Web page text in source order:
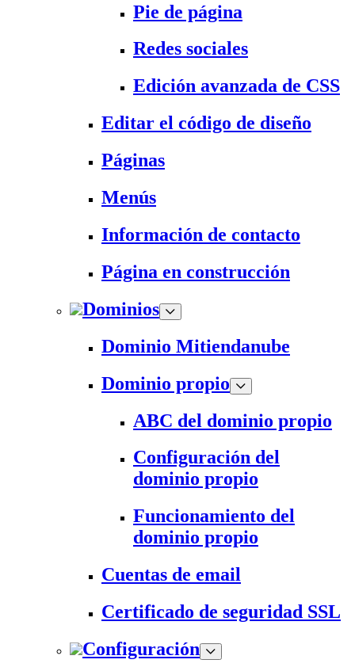
Pie de página
Redes sociales
Edición avanzada de CSS
Editar el código de diseño
Páginas
Menús
Información de contacto
Página en construcción
Dominios
Dominio Mitiendanube
Dominio propio
ABC del dominio propio
Configuración del
dominio propio
Funcionamiento del
dominio propio
Cuentas de email
Certificado de seguridad SSL
Configuración